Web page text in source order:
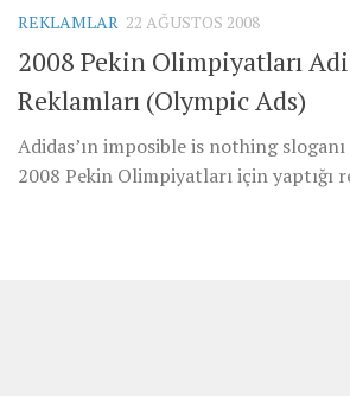
REKLAMLAR 22 AĞUSTOS 2008
2008 Pekin Olimpiyatları
Reklamları (Olympic Ads)
Adidas’ın imposible is nothing
2008 Pekin Olimpiyatları için yaptığı